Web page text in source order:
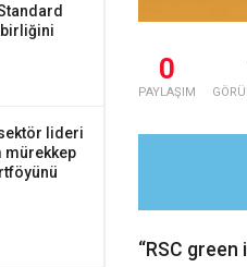
lideri
mürekkep
0
PAYLAŞIM
“RSC